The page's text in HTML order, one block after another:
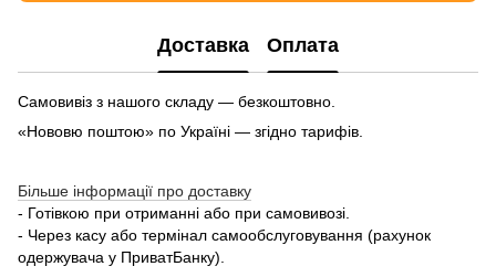
Доставка Оплата
Самовивіз з нашого складу — безкоштовно.
«Нововю поштою» по Україні — згідно тарифів.
Більше інформації про доставку
- Готівкою при отриманні або при самовивозі.
- Через касу або термінал самообслуговування (рахунок
одержувача у ПриватБанку).